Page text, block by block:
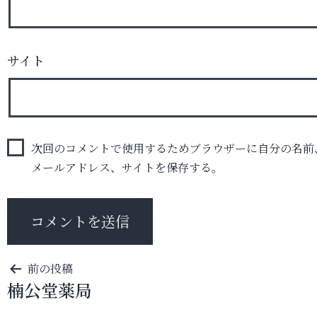
サイト
次回のコメントで使用するためブラウザーに自分の名前
メールアドレス、サイトを保存する。
投
稿
前の投稿
楠公堂薬局